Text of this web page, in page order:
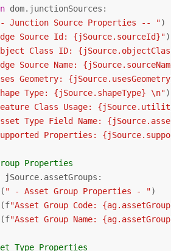
dom.junctionSources:
Junction Source Properties -- ")
Source Id: {jSource.sourceId}")
Class ID:
Source Name:
Geometry:
Type: {jSource.shapeType} \n")
Class Usage:
Type Field Name:
Properties:
Properties
jSource.assetGroups:
" - Asset Group Properties - ")
"Asset Group Code:
"Asset Group Name:
Type Properties